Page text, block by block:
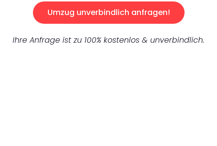
Umzug unverbindlich anfragen!
Ihre Anfrage ist zu 100% kostenlos & unverbindlich.